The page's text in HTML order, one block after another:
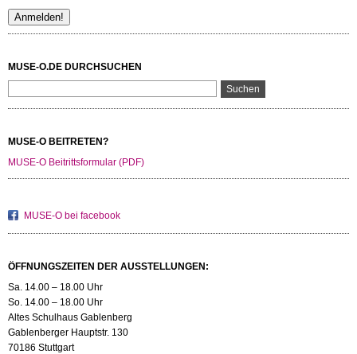
MUSE-O.DE DURCHSUCHEN
MUSE-O BEITRETEN?
MUSE-O Beitrittsformular (PDF)
MUSE-O bei facebook
ÖFFNUNGSZEITEN DER AUSSTELLUNGEN:
Sa. 14.00 – 18.00 Uhr
So. 14.00 – 18.00 Uhr
Altes Schulhaus Gablenberg
Gablenberger Hauptstr. 130
70186 Stuttgart